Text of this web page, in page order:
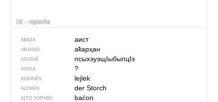
18 – cigüeña
ABAZA аист
ABJASIO аҟарҳан
ADIGUÉ псыхэуэщIыбыпцIэ
AGHUL ?
ALBANÉS lejlek
ALEMÁN der Storch
ALTO SORABO baćon